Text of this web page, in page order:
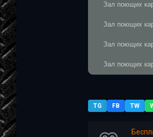
Зал поющих
Зал поющих
Зал поющих
Зал поющих
Зал поющих
TG FB TW